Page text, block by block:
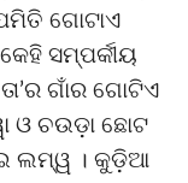
ଗୋଟାଏ
ସମ୍ପର୍କୀୟ
ଗାଁର ଗୋଟିଏ
ଓ ଚଉଡ଼ା ଛୋଟ
ଲମ୍ୱ । କୁଡ଼ିଆ